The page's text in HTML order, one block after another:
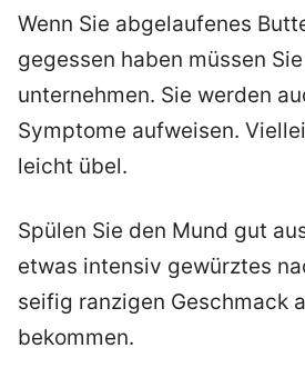
Wenn Sie abgelaufenes
gegessen haben müssen
unternehmen. Sie werden
Symptome aufweisen.
leicht übel.
Spülen Sie den Mund gut
etwas intensiv gewürztes
seifig ranzigen Geschmack
bekommen.